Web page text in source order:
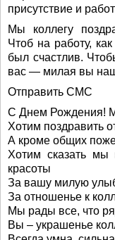
присутствие и
Мы коллегу
Чтоб на работу,
был счастлив.
вас — милая вы
Отправить СМС
С Днем Рождения!
Хотим поздравить
А кроме общих
Хотим сказать мы
красоты
За вашу милую
За отношенье к
Мы рады все, что
Вы – украшенье